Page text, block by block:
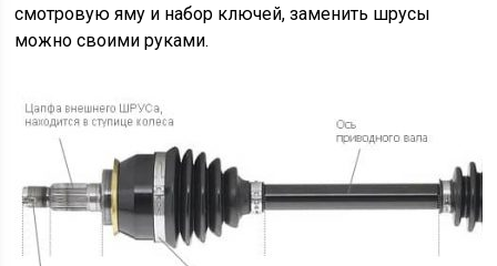
смотровую яму и набор ключей, заменить шрусы
можно своими руками.